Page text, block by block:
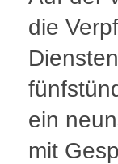
die
ein
mit